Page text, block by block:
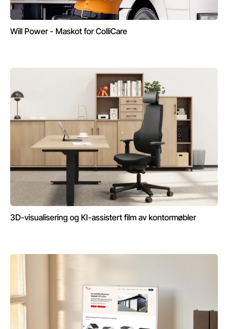
Will Power - Maskot for ColliCare
3D-visualisering og KI-assistert film av kontormøbler